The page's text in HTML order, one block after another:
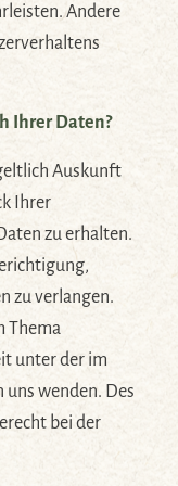
Andere
Ihrer Daten?
Auskunft
Ihrer
zu erhalten.
zu verlangen.
Thema
unter der im
uns wenden. Des
bei der